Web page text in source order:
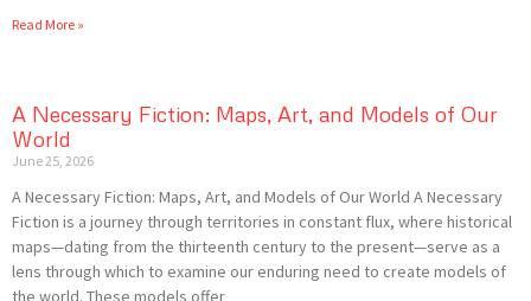
Read More »
A Necessary Fiction: Maps, Art, and Models of Our
World
June 25, 2026
A Necessary Fiction: Maps, Art, and Models of Our World A Necessary
Fiction is a journey through territories in constant flux, where historical
maps—dating from the thirteenth century to the present—serve as a
lens through which to examine our enduring need to create models of
the world. These models offer